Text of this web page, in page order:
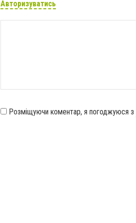
Авторизуватись
Розміщуючи коментар, я погоджуюся з